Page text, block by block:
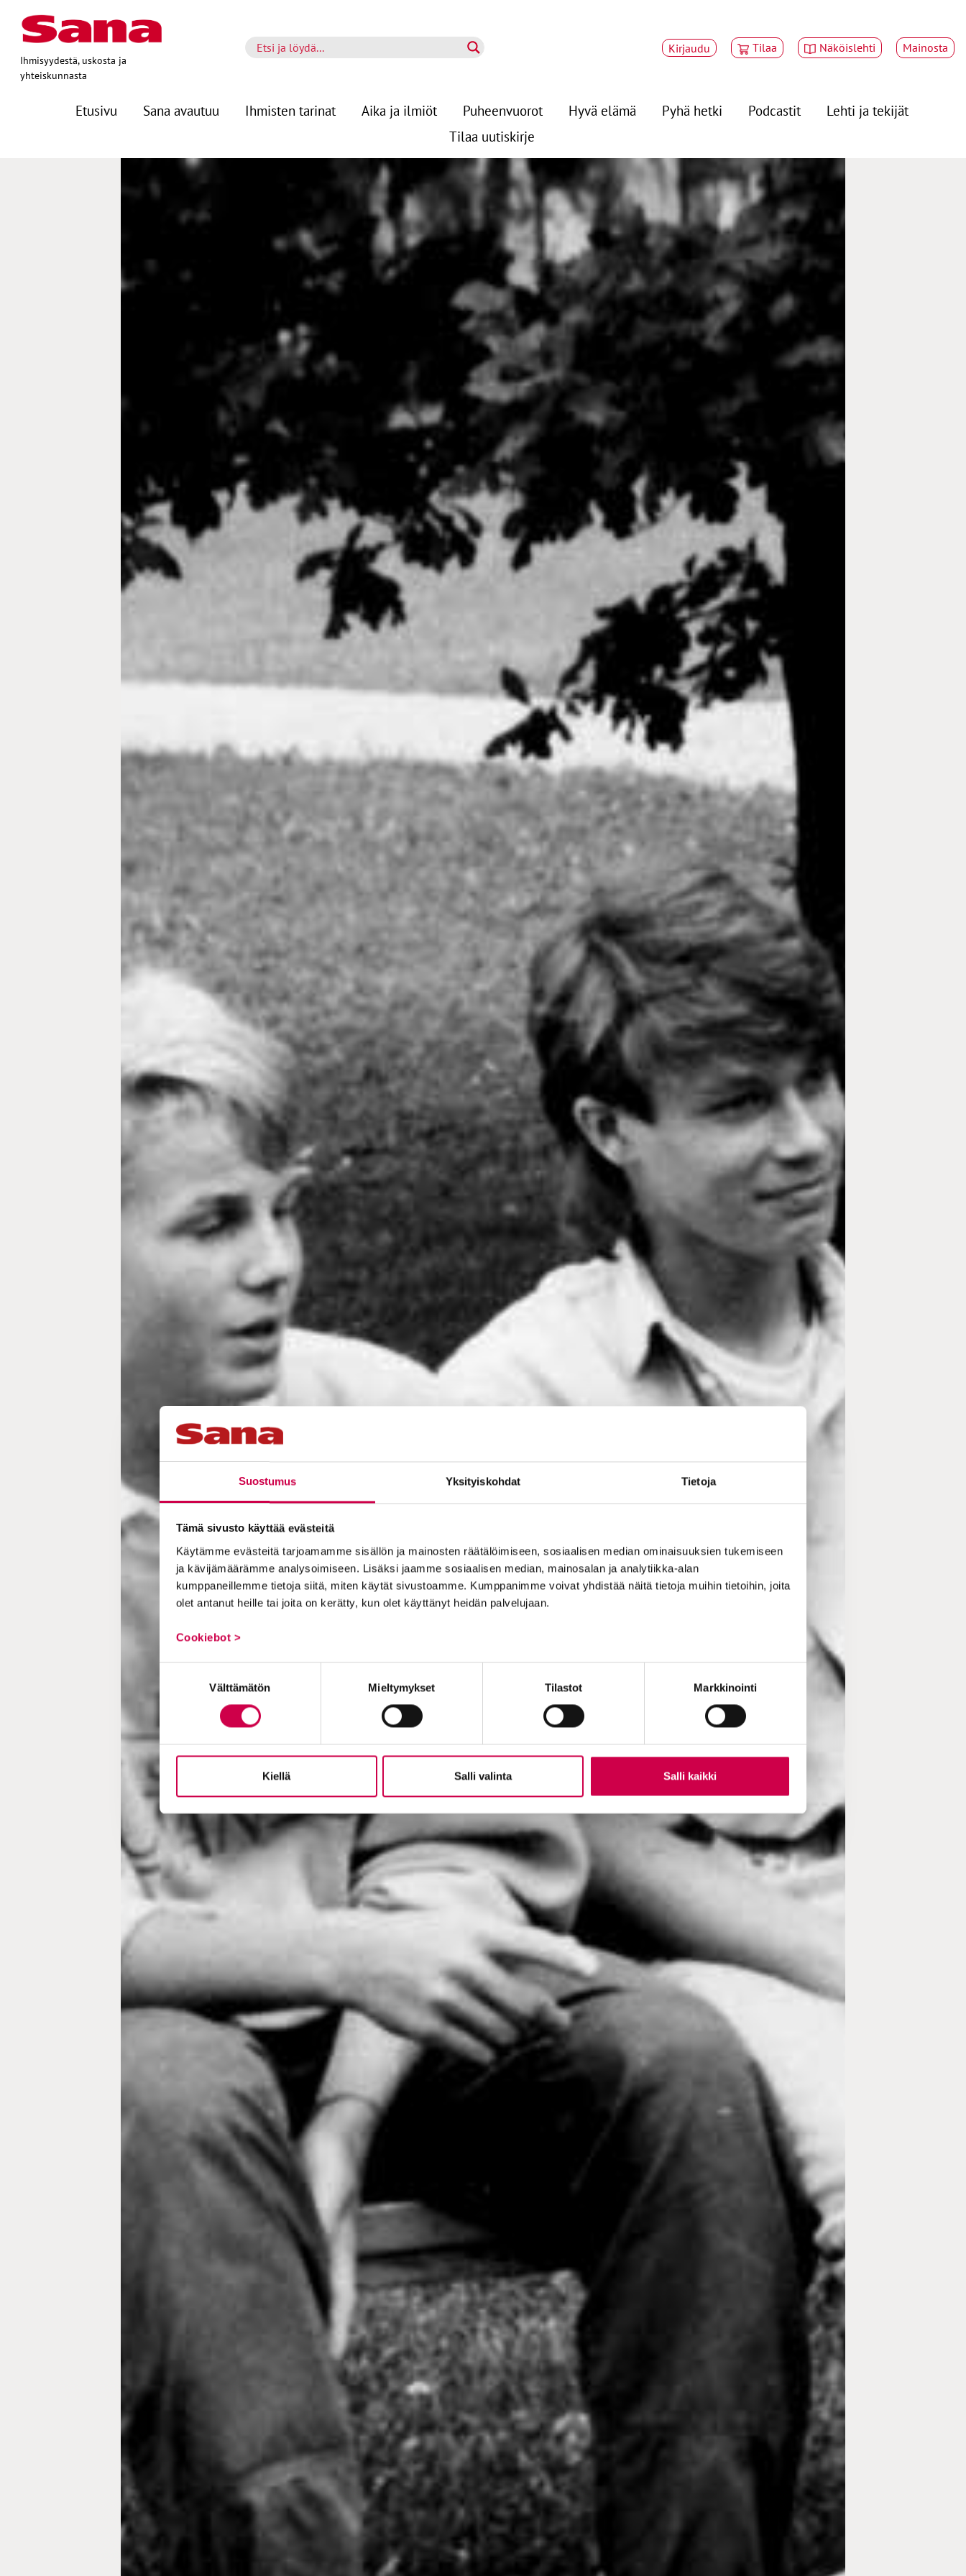
Suostumus Yksityiskohdat Tietoja
Tämä sivusto käyttää evästeitä
Käytämme evästeitä tarjoamamme sisällön ja mainosten räätälöimiseen, sosiaalisen median ominaisuuksien tukemiseen
ja kävijämäärämme analysoimiseen. Lisäksi jaamme sosiaalisen median, mainosalan ja analytiikka-alan
kumppaneillemme tietoja siitä, miten käytät sivustoamme. Kumppanimme voivat yhdistää näitä tietoja muihin tietoihin, joita
olet antanut heille tai joita on kerätty, kun olet käyttänyt heidän palvelujaan.
Cookiebot >
Välttämätön Mieltymykset Tilastot Markkinointi
Kiellä Salli valinta Salli kaikki
Ihmisyydestä, uskosta ja
yhteiskunnasta
Kirjaudu Tilaa Näköislehti Mainosta
Etusivu Sana avautuu Ihmisten tarinat Aika ja ilmiöt Puheenvuorot Hyvä elämä Pyhä hetki Podcastit
Lehti ja tekijät
Tilaa uutiskirje